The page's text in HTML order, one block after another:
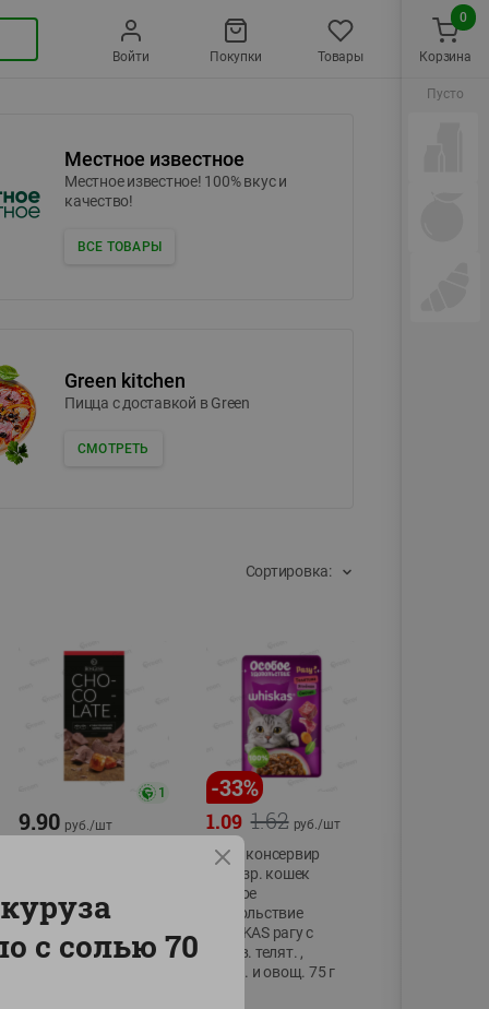
Войти Покупки Товары
Местное известное
Местное известное! 100% вкус и
качество!
ВСЕ ТОВАРЫ
Green kitchen
Пицца c доставкой в Green
СМОТРЕТЬ
Сортировка:
1
9.90 руб./шт
85г
-33%
1.62
1.09 руб./шт
Корм консервир
для взр. кошек
Особое
удовольствие
WHISKAS рагу с
добав. телят. ,
ягнен. и овощ. 75 г
Корзина
0
Пусто
с солью 70